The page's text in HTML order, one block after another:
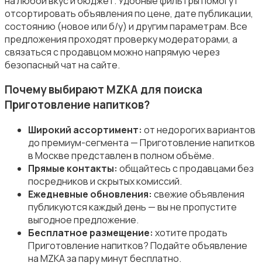
Пылесосы и пароочистители
Стиральные машины
Утюги и уход за одеждой
отсортировать объявления по цене, дате публикации,
состоянию (новое или б/у) и другим параметрам. Все
предложения проходят проверку модераторами, а
связаться с продавцом можно напрямую через
безопасный чат на сайте.
Почему выбирают MZKA для поиска
Приготовление напитков?
Широкий ассортимент: от недорогих вариантов
до премиум-сегмента — Приготовление напитков
в Москве представлен в полном объёме.
Прямые контакты: общайтесь с продавцами без
посредников и скрытых комиссий.
Ежедневные обновления: свежие объявления
публикуются каждый день — вы не пропустите
выгодное предложение.
Бесплатное размещение: хотите продать
Приготовление напитков? Подайте объявление
на MZKA за пару минут бесплатно.